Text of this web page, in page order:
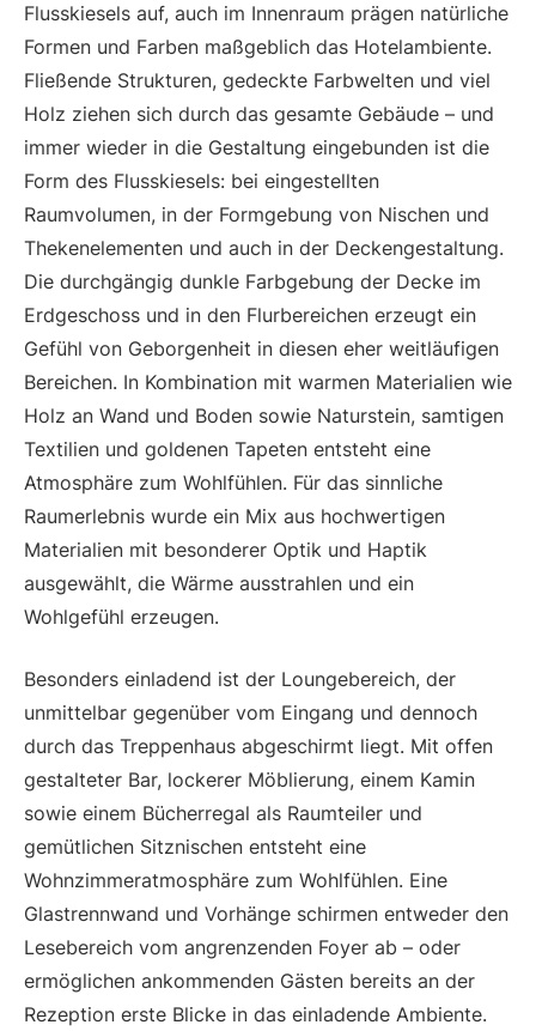
Flusskiesels auf, auch im Innenraum prägen natürliche
Formen und Farben maßgeblich das Hotelambiente.
Fließende Strukturen, gedeckte Farbwelten und viel
Holz ziehen sich durch das gesamte Gebäude – und
immer wieder in die Gestaltung eingebunden ist die
Form des Flusskiesels: bei eingestellten
Raumvolumen, in der Formgebung von Nischen und
Thekenelementen und auch in der Deckengestaltung.
Die durchgängig dunkle Farbgebung der Decke im
Erdgeschoss und in den Flurbereichen erzeugt ein
Gefühl von Geborgenheit in diesen eher weitläufigen
Bereichen. In Kombination mit warmen Materialien wie
Holz an Wand und Boden sowie Naturstein, samtigen
Textilien und goldenen Tapeten entsteht eine
Atmosphäre zum Wohlfühlen. Für das sinnliche
Raumerlebnis wurde ein Mix aus hochwertigen
Materialien mit besonderer Optik und Haptik
ausgewählt, die Wärme ausstrahlen und ein
Wohlgefühl erzeugen.
Besonders einladend ist der Loungebereich, der
unmittelbar gegenüber vom Eingang und dennoch
durch das Treppenhaus abgeschirmt liegt. Mit offen
gestalteter Bar, lockerer Möblierung, einem Kamin
sowie einem Bücherregal als Raumteiler und
gemütlichen Sitznischen entsteht eine
Wohnzimmeratmosphäre zum Wohlfühlen. Eine
Glastrennwand und Vorhänge schirmen entweder den
Lesebereich vom angrenzenden Foyer ab – oder
ermöglichen ankommenden Gästen bereits an der
Rezeption erste Blicke in das einladende Ambiente.